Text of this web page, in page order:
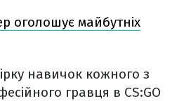
оголошує майбутніх
навичок кожного з
гравця в CS:GO